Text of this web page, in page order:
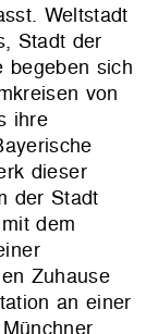
Weltstadt
Stadt der
begeben sich
von
ihre
dieser
der Stadt
dem
Zuhause
an einer